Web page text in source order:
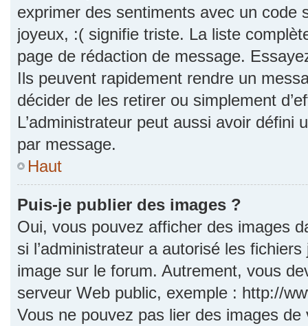
exprimer des sentiments avec un code
joyeux, :( signifie triste. La liste
page de rédaction de message.
Ils peuvent rapidement rendre un
décider de les retirer ou simplement
L’administrateur peut aussi avoir défini
par message.
Haut
Puis-je publier des images ?
Oui, vous pouvez afficher des images
si l’administrateur a autorisé les
image sur le forum. Autrement, vous
serveur Web public, exemple : http://
Vous ne pouvez pas lier des images